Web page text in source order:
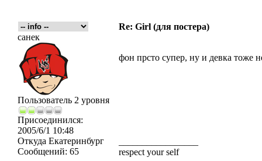
Re: Girl (для постера)
санек
Пользователь 2 уровня
Присоединился:
2005/6/1 10:48
Откуда Екатеринбург
Сообщений: 65
фон прсто супер, ну и девка тоже
respect your self